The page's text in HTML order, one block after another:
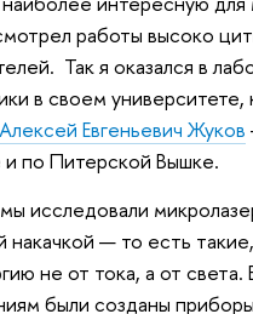
работы высоко
Так я оказался в
в своем университете,
Алексей Евгеньевич Жуков
и по Питерской Вышке.
исследовали
накачкой — то есть
не от тока, а от света.
были созданы